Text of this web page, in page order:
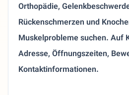
Orthopädie,
Rückenschmerzen und
Muskelprobleme suchen. Auf
Adresse, Öffnungszeiten,
Kontaktinformationen.